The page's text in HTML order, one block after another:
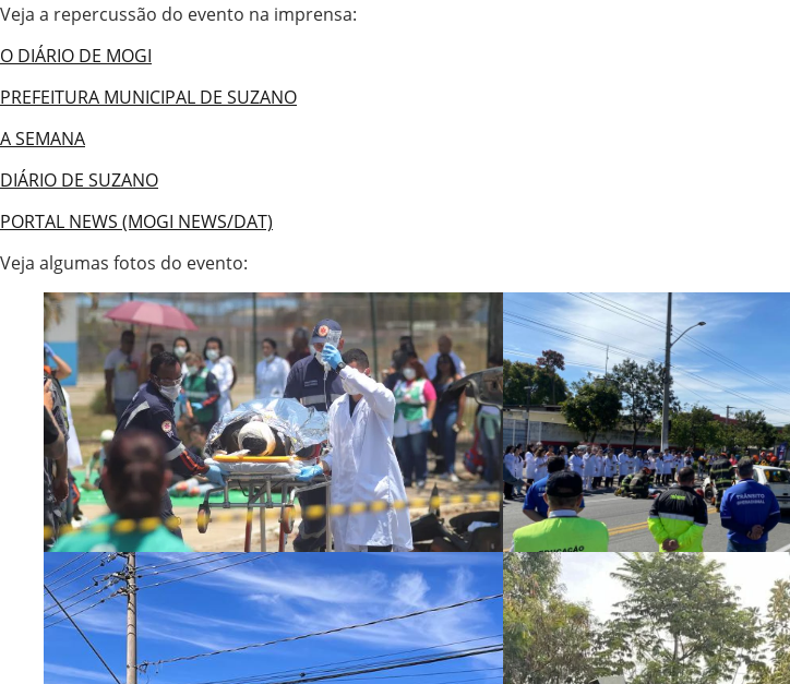
Veja a repercussão do evento na imprensa:
O DIÁRIO DE MOGI
PREFEITURA MUNICIPAL DE SUZANO
A SEMANA
DIÁRIO DE SUZANO
PORTAL NEWS (MOGI NEWS/DAT)
Veja algumas fotos do evento: